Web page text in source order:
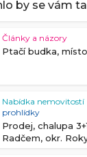
by se vám
Články a názory
Ptačí budka,
Nabídka nemovitostí
prohlídky
Prodej, chalupa
Radčem, okr.